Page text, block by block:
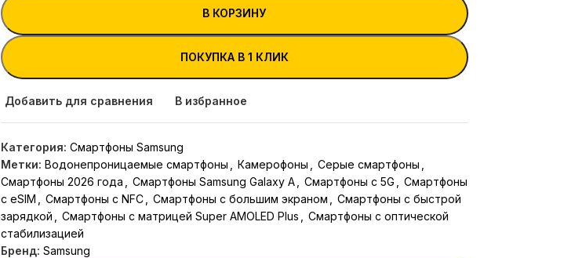
В КОРЗИНУ
ПОКУПКА В 1 КЛИК
Добавить для сравнения В избранное
Категория: Смартфоны Samsung
Метки: Водонепроницаемые смартфоны Камерофоны Серые смартфоны
Смартфоны 2026 года
Смартфоны Samsung Galaxy A Смартфоны с 5G
Смартфоны
с eSIM
Смартфоны с NFC Смартфоны с большим экраном
Смартфоны с быстрой
зарядкой
Смартфоны с матрицей Super AMOLED Plus
Смартфоны с оптической
стабилизацией
Бренд: Samsung